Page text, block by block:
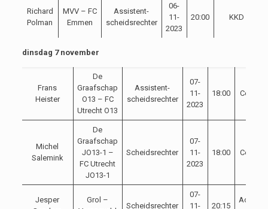
Richard
Polman
MVV – FC
Emmen
Assistent-
scheidsrechter
06-
11-
2023
20:00 KKD
dinsdag 7 november
Frans
Heister
De
Graafschap
O13 – FC
Utrecht O13
Assistent-
scheidsrechter
07-
11-
2023
18:00
Michel
Salemink
De
Graafschap
JO13-1 –
FC Utrecht
JO13-1
Scheidsrechter
07-
11-
2023
18:00
Jesper
Grol –
Scheidsrechter
07-
11-
20:15